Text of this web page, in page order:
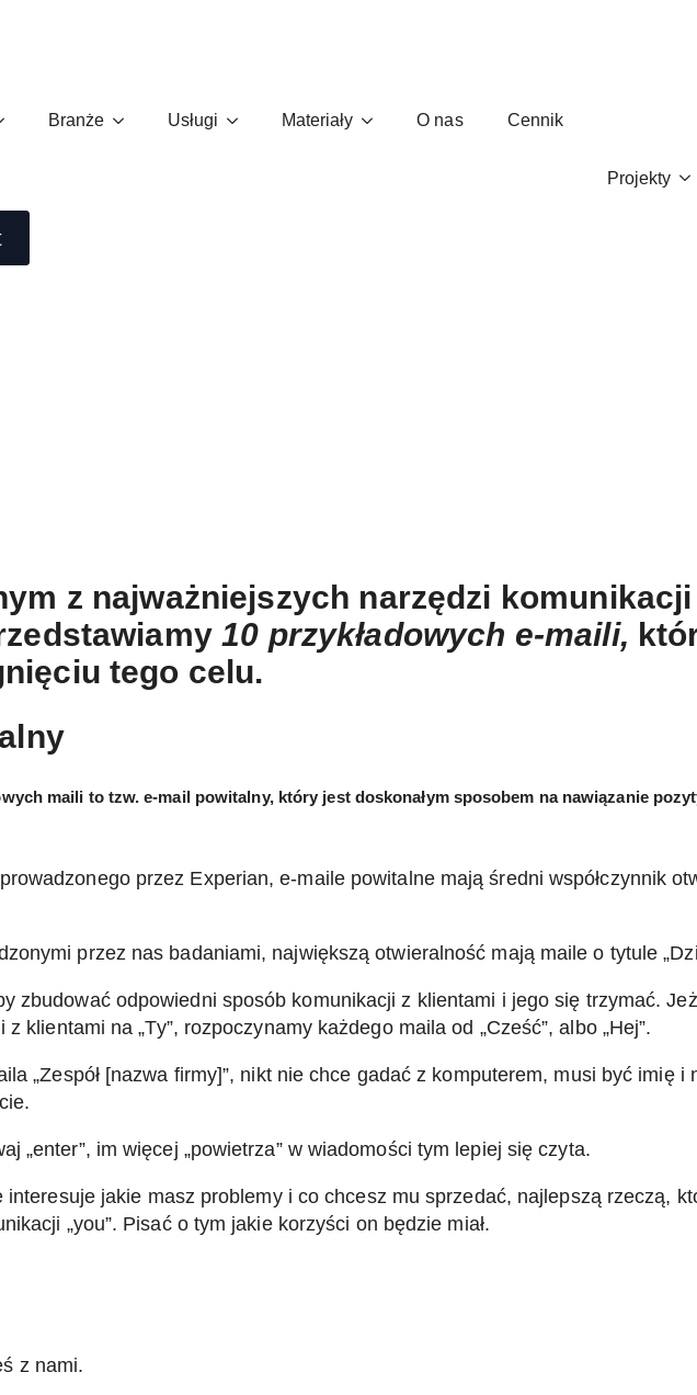
Branże Usługi Materiały O nas Cennik
Projekty
10 Przykładowych e-maili, które
06/06/2023
z najważniejszych narzędzi
10 przykładowych e-maili,
tego celu.
maili to tzw. e-mail powitalny, który jest doskonałym sposobem na nawiązanie
przez Experian, e-maile powitalne mają średni współczynnik
przez nas badaniami, największą otwieralność mają maile o tytule
zbudować odpowiedni sposób komunikacji z klientami i jego się trzymać.
klientami na „Ty”, rozpoczynamy każdego maila od „Cześć”, albo „Hej”.
„Zespół [nazwa firmy]”, nikt nie chce gadać z komputerem, musi być imię i
„enter”, im więcej „powietrza” w wiadomości tym lepiej się czyta.
interesuje jakie masz problemy i co chcesz mu sprzedać, najlepszą rzeczą,
„you”. Pisać o tym jakie korzyści on będzie miał.
z nami.